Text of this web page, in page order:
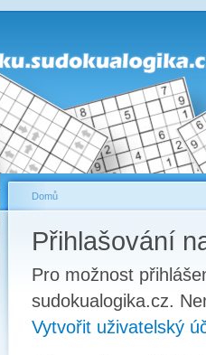
Domů
Přihlašování
Pro možnost
sudokualogika.cz.
Vytvořit uživatelský